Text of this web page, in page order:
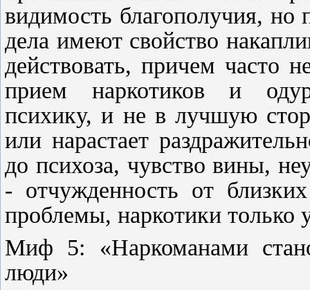
видимость благополучия,
дела имеют свойство
действовать, причем часто
прием наркотиков и
психику, и не в лучшую
или нарастает
до психоза, чувство вины,
- отчужденность от
проблемы, наркотики только
Миф 5: «Наркоманами
люди»